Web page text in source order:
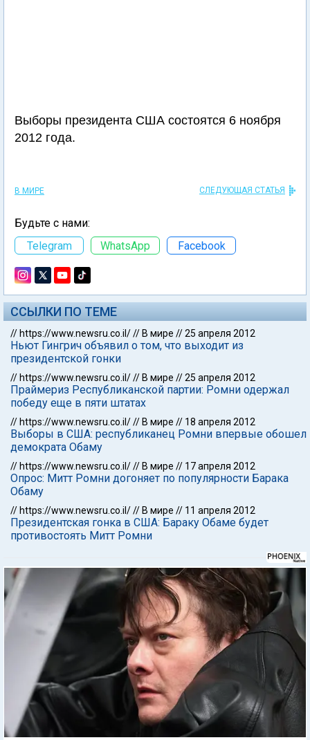
Выборы президента США состоятся 6 ноября
2012 года.
В МИРЕ СЛЕДУЮЩАЯ СТАТЬЯ
Будьте с нами:
Telegram
WhatsApp Facebook
ССЫЛКИ ПО ТЕМЕ
// https://www.newsru.co.il/// В мире //25 апреля 2012
Ньют Гингрич объявил о том, что выходит из
президентской гонки
// https://www.newsru.co.il/// В мире //25 апреля 2012
Праймериз Республиканской партии: Ромни одержал
победу еще в пяти штатах
// https://www.newsru.co.il/// В мире // 18 апреля 2012
Выборы в США: республиканец Ромни впервые обошел
демократа Обаму
// https://www.newsru.co.il/// В мире // 17 апреля 2012
Опрос: Митт Ромни догоняет по популярности Барака
Обаму
// https://www.newsru.co.il/// В мире // 11 апреля 2012
Президентская гонка в США: Бараку Обаме будет
противостоять Митт Ромни